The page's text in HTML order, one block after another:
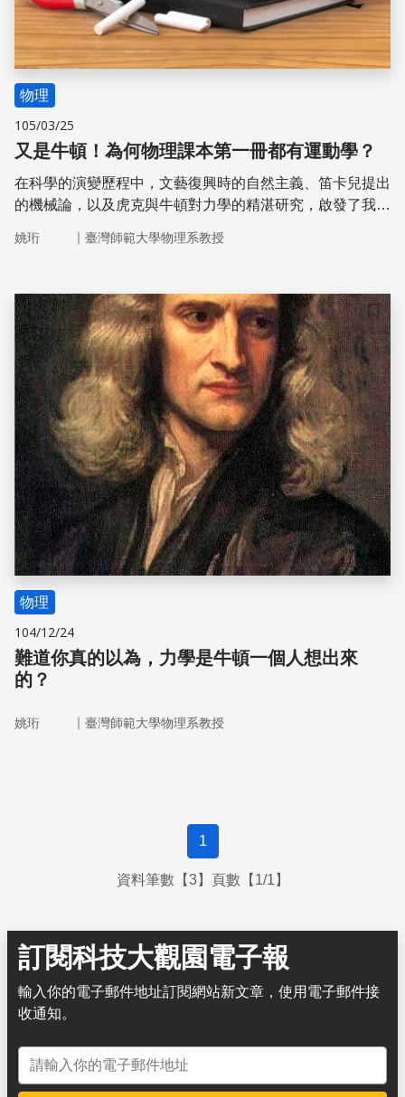
物理
105/03/25
又是牛頓！為何物理課本第一冊都有運動學？
在科學的演變歷程中，文藝復興時的自然主義、笛卡兒提出
的機械論，以及虎克與牛頓對力學的精湛研究，啟發了我們
知，更是高中物理教育最重要的一環。
姚珩 ｜ 臺灣師範大學物理系教授
儲存
物理
104/12/24
難道你真的以為，力學是牛頓一個人想出來
的？
姚珩 ｜ 臺灣師範大學物理系教授
1
資料筆數【3】頁數【1/1】
訂閱科技大觀園電子報
輸入你的電子郵件地址訂閱網站新文章，使用電子郵件接
收通知。
電子郵件地址